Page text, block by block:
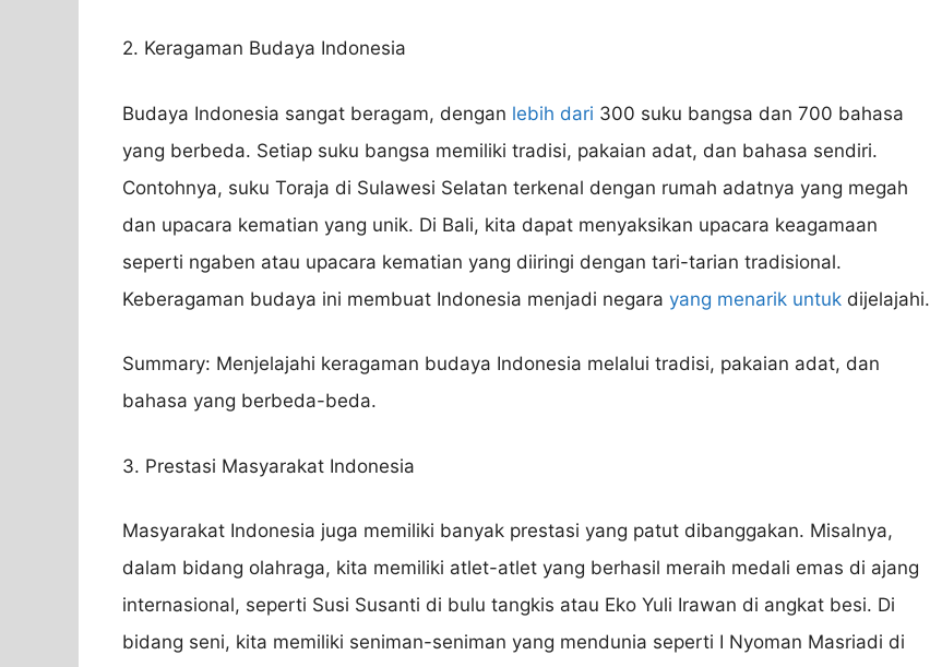
2. Keragaman Budaya Indonesia
Budaya Indonesia sangat beragam, dengan lebih dari 300 suku bangsa dan 700 bahasa
yang berbeda. Setiap suku bangsa memiliki tradisi, pakaian adat, dan bahasa sendiri.
Contohnya, suku Toraja di Sulawesi Selatan terkenal dengan rumah adatnya yang megah
dan upacara kematian yang unik. Di Bali, kita dapat menyaksikan upacara keagamaan
seperti ngaben atau upacara kematian yang diiringi dengan tari-tarian tradisional.
Keberagaman budaya ini membuat Indonesia menjadi negara yang menarik untuk dijelajahi.
Summary: Menjelajahi keragaman budaya Indonesia melalui tradisi, pakaian adat, dan
bahasa yang berbeda-beda.
3. Prestasi Masyarakat Indonesia
Masyarakat Indonesia juga memiliki banyak prestasi yang patut dibanggakan. Misalnya,
dalam bidang olahraga, kita memiliki atlet-atlet yang berhasil meraih medali emas di ajang
internasional, seperti Susi Susanti di bulu tangkis atau Eko Yuli Irawan di angkat besi. Di
bidang seni, kita memiliki seniman-seniman yang mendunia seperti I Nyoman Masriadi di